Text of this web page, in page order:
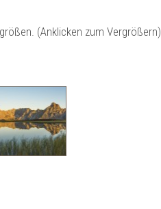
(Anklicken zum Vergrößern)